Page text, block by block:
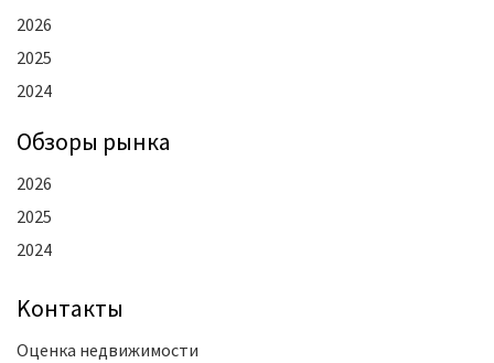
2026
2025
2024
Oбзоры рынка
2026
2025
2024
Kонтакты
Оценка недвижимости